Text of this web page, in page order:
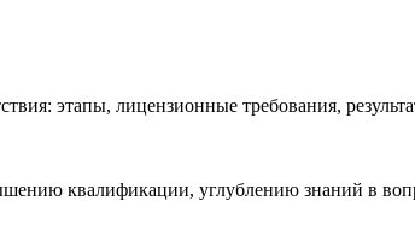
этапы, лицензионные требования,
квалификации, углублению знаний в